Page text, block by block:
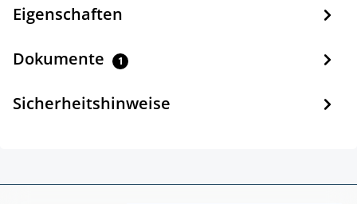
Eigenschaften
Dokumente 1
Sicherheitshinweise